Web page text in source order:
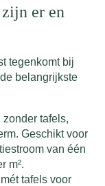
er en
tegenkomt bij
belangrijkste
tafels,
Geschikt voor
van één
m².
tafels voor